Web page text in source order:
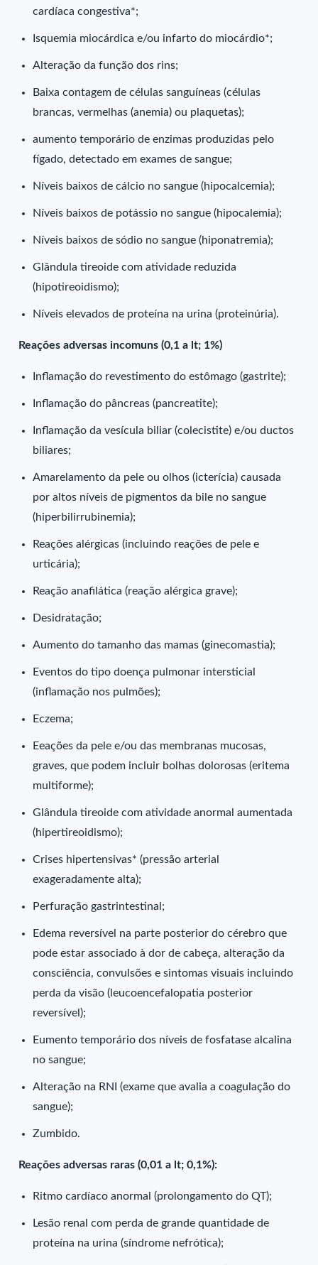
cardíaca congestiva*;
Isquemia miocárdica e/ou infarto do miocárdio*;
Alteração da função dos rins;
Baixa contagem de células sanguíneas (células
brancas, vermelhas (anemia) ou plaquetas);
aumento temporário de enzimas produzidas pelo
fígado, detectado em exames de sangue;
Níveis baixos de cálcio no sangue (hipocalcemia);
Níveis baixos de potássio no sangue (hipocalemia);
Níveis baixos de sódio no sangue (hiponatremia);
Glândula tireoide com atividade reduzida
(hipotireoidismo);
Níveis elevados de proteína na urina (proteinúria).
Reações adversas incomuns (0,1 a lt; 1%)
Inflamação do revestimento do estômago (gastrite);
Inflamação do pâncreas (pancreatite);
Inflamação da vesícula biliar (colecistite) e/ou ductos
biliares;
Amarelamento da pele ou olhos (icterícia) causada
por altos níveis de pigmentos da bile no sangue
(hiperbilirrubinemia);
Reações alérgicas (incluindo reações de pele e
urticária);
Reação anafilática (reação alérgica grave);
Desidratação;
Aumento do tamanho das mamas (ginecomastia);
Eventos do tipo doença pulmonar intersticial
(inflamação nos pulmões);
Eczema;
Eeações da pele e/ou das membranas mucosas,
graves, que podem incluir bolhas dolorosas (eritema
multiforme);
Glândula tireoide com atividade anormal aumentada
(hipertireoidismo);
Crises hipertensivas* (pressão arterial
exageradamente alta);
Perfuração gastrintestinal;
Edema reversível na parte posterior do cérebro que
pode estar associado à dor de cabeça, alteração da
consciência, convulsões e sintomas visuais incluindo
perda da visão (leucoencefalopatia posterior
reversível);
Eumento temporário dos níveis de fosfatase alcalina
no sangue;
Alteração na RNI (exame que avalia a coagulação do
sangue);
Zumbido.
Reações adversas raras (0,01 a lt; 0,1%):
Ritmo cardíaco anormal (prolongamento do QT);
Lesão renal com perda de grande quantidade de
proteína na urina (síndrome nefrótica);